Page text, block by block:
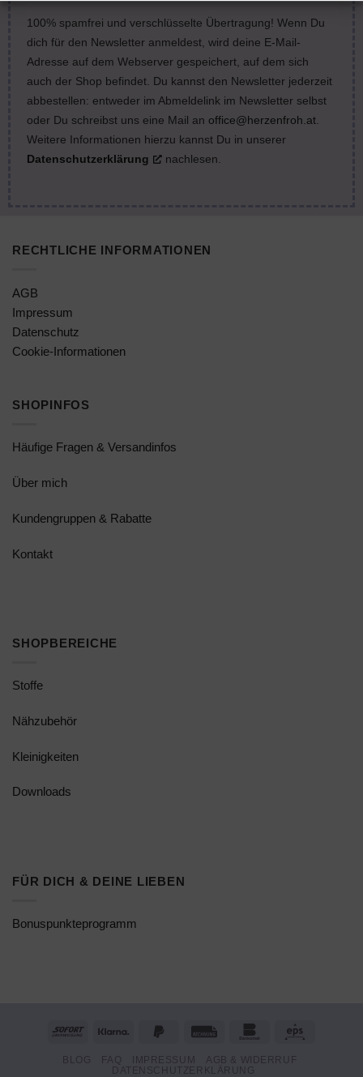
100% spamfrei und verschlüsselte Übertragung! Wenn Du
dich für den Newsletter anmeldest, wird deine E-Mail-
Adresse auf dem Webserver gespeichert, auf dem sich
auch der Shop befindet. Du kannst den Newsletter jederzeit
abbestellen: entweder im Abmeldelink im Newsletter selbst
oder Du schreibst uns eine Mail an office@herzenfroh.at.
Weitere Informationen hierzu kannst Du in unserer
Datenschutzerklärung
nachlesen.
RECHTLICHE INFORMATIONEN
AGB
Impressum
Datenschutz
Cookie-Informationen
SHOPINFOS
Häufige Fragen & Versandinfos
Über mich
Kundengruppen & Rabatte
Kontakt
SHOPBEREICHE
Stoffe
Nähzubehör
Kleinigkeiten
Downloads
FÜR DICH & DEINE LIEBEN
Bonuspunkteprogramm
Sofort Klarna
PayPal
Rechung Bankomat
BLOG FAQ IMPRESSUM
AGB & WIDERRUF
DATENSCHUTZERKLÄRUNG